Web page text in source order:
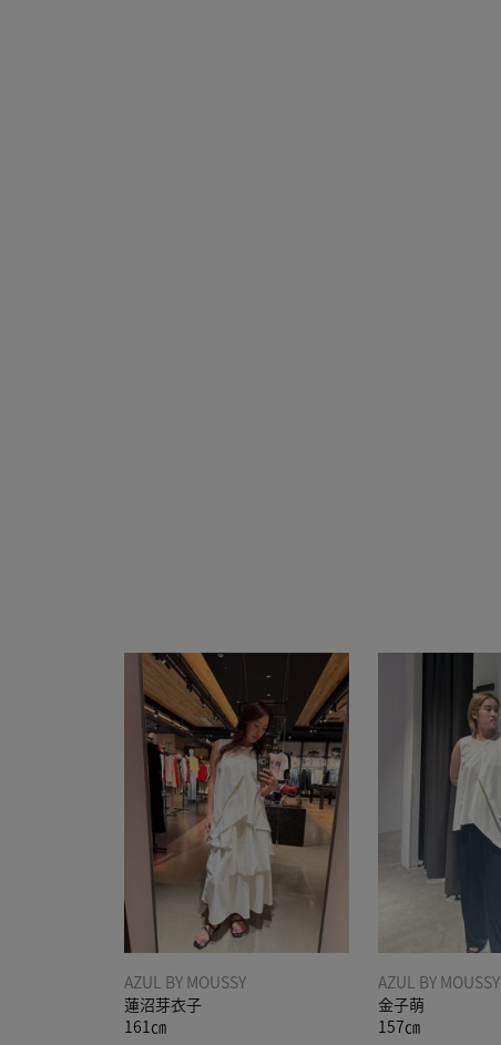
AZUL BY MOUSSY
蓮沼芽衣子
161㎝
AZUL BY MOUSSY
金子萌
157㎝